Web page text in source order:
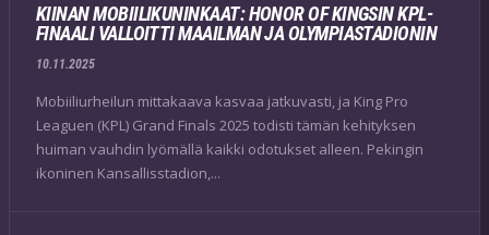
KIINAN MOBIILIKUNINKAAT: HONOR OF KINGSIN KPL-
FINAALI VALLOITTI MAAILMAN JA OLYMPIASTADIONIN
10.11.2025
Mobiiliurheilun mittakaava kasvaa jatkuvasti, ja King Pro
Leaguen (KPL) Grand Finals 2025 todisti tämän kehityksen
huiman vauhdin lyömällä kaikki odotukset alleen. Pekingin
ikoninen Kansallisstadion,...